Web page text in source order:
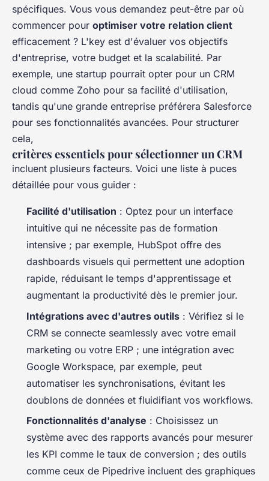
spécifiques. Vous vous demandez peut-être par où
commencer pour optimiser votre relation client
efficacement ? L'key est d'évaluer vos objectifs
d'entreprise, votre budget et la scalabilité. Par
exemple, une startup pourrait opter pour un CRM
cloud comme Zoho pour sa facilité d'utilisation,
tandis qu'une grande entreprise préférera Salesforce
pour ses fonctionnalités avancées. Pour structurer
cela,
critères essentiels pour sélectionner un CRM
incluent plusieurs facteurs. Voici une liste à puces
détaillée pour vous guider :
Facilité d'utilisation : Optez pour un interface
intuitive qui ne nécessite pas de formation
intensive ; par exemple, HubSpot offre des
dashboards visuels qui permettent une adoption
rapide, réduisant le temps d'apprentissage et
augmentant la productivité dès le premier jour.
Intégrations avec d'autres outils : Vérifiez si le
CRM se connecte seamlessly avec votre email
marketing ou votre ERP ; une intégration avec
Google Workspace, par exemple, peut
automatiser les synchronisations, évitant les
doublons de données et fluidifiant vos workflows.
Fonctionnalités d'analyse : Choisissez un
système avec des rapports avancés pour mesurer
les KPI comme le taux de conversion ; des outils
comme ceux de Pipedrive incluent des graphiques